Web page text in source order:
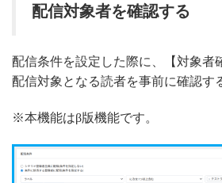
配信対象者を確認する
配信条件を設定した際に、【対象者
配信対象となる読者を事前に確認す
※本機能はβ版機能です。